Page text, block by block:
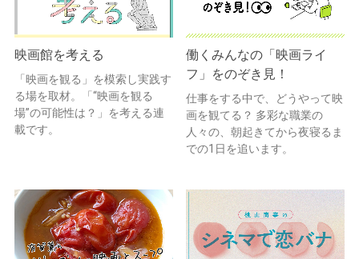
映画館を考える
「映画を観る」を模索し実践す
る場を取材。「“映画を観る
場”の可能性は？」を考える連
載です。
働くみんなの「映画ライ
フ」をのぞき見！
仕事をする中で、どうやって映
画を観てる？ 多彩な職業の
人々の、朝起きてから夜寝るま
での1日を追います。